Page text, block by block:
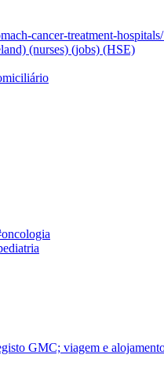
cancer-treatment-
(nurses) (jobs) (HSE)
GMC; viagem e